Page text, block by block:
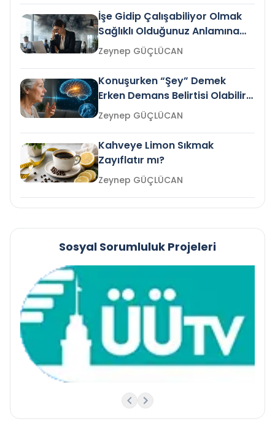
İşe Gidip Çalışabiliyor Olmak
Sağlıklı Olduğunuz Anlamına
Gelir mi?Zeynep GÜÇLÜCAN
Konuşurken “Şey” Demek
Erken Demans Belirtisi Olabilir
mi?
Zeynep GÜÇLÜCAN
Kahveye Limon Sıkmak
Zayıflatır mı?
Zeynep GÜÇLÜCAN
Sosyal Sorumluluk Projeleri